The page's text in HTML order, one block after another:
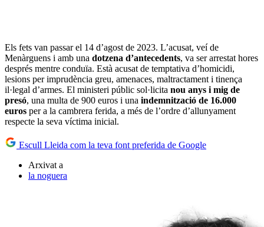
Els fets van passar el 14 d’agost de 2023. L’acusat, veí de
Menàrguens i amb una dotzena d’antecedents, va ser arrestat hores
després mentre conduïa. Està acusat de temptativa d’homicidi,
lesions per imprudència greu, amenaces, maltractament i tinença
il·legal d’armes. El ministeri públic sol·licita nou anys i mig de
presó, una multa de 900 euros i una indemnització de 16.000
euros per a la cambrera ferida, a més de l’ordre d’allunyament
respecte la seva víctima inicial.
Escull Lleida com la teva font preferida de Google
Arxivat a
la noguera